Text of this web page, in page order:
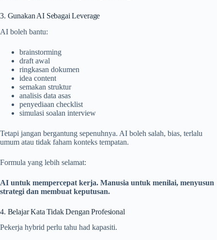
3. Gunakan AI Sebagai Leverage
AI boleh bantu:
brainstorming
draft awal
ringkasan dokumen
idea content
semakan struktur
analisis data asas
penyediaan checklist
simulasi soalan interview
Tetapi jangan bergantung sepenuhnya. AI boleh salah, bias, terlalu
umum atau tidak faham konteks tempatan.
Formula yang lebih selamat:
AI untuk mempercepat kerja. Manusia untuk menilai, menyusun
strategi dan membuat keputusan.
4. Belajar Kata Tidak Dengan Profesional
Pekerja hybrid perlu tahu had kapasiti.